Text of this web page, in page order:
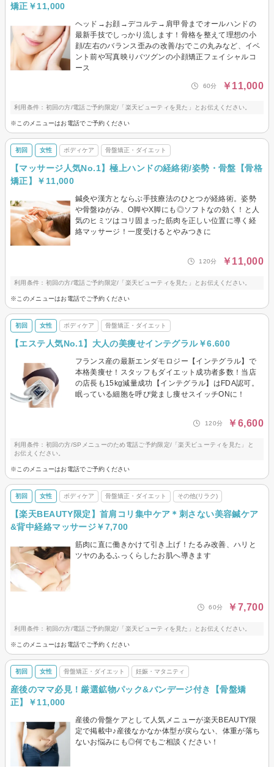
矯正￥11,000
ヘッド→お顔→デコルテ→肩甲骨までオールハンドの
最新手技でしっかり流します！骨格を整えて理想の小
顔/左右のバランス歪みの改善/おでこの丸みなど、イベ
ント前や写真映りバツグンの小顔矯正フェイシャルコ
ース
60分 ￥11,000
利用条件：初回の方/電話ご予約限定/「楽天ビューティを見た」とお伝えください。
※このメニューはお電話でご予約ください
初回 女性 ボディケア 骨盤矯正・ダイエット
【マッサージ人気No.1】極上ハンドの経絡術/姿勢・骨盤【骨格
矯正】￥11,000
鍼灸や漢方とならぶ手技療法のひとつが経絡術。姿勢
や骨盤ゆがみ、O脚やX脚にも◎ソフトなの効く！と人
気のヒミツはコリ固まった筋肉を正しい位置に導く経
絡マッサージ！一度受けるとやみつきに
120分 ￥11,000
利用条件：初回の方/電話ご予約限定/「楽天ビューティを見た」とお伝えください。
※このメニューはお電話でご予約ください
初回 女性 ボディケア 骨盤矯正・ダイエット
【エステ人気No.1】大人の美痩せインテグラル￥6.600
フランス産の最新エンダモロジー【インテグラル】で
本格美痩せ！スタッフもダイエット成功者多数！当店
の店長も15kg減量成功【インテグラル】はFDA認可。
眠っている細胞を呼び覚まし痩せスイッチONに！
120分 ￥6,600
利用条件：初回の方/SPメニューのため電話ご予約限定/「楽天ビューティを見た」と
お伝えください。
※このメニューはお電話でご予約ください
初回 女性 ボディケア 骨盤矯正・ダイエット その他(リラク)
【楽天BEAUTY限定】首肩コリ集中ケア＊刺さない美容鍼ケア
&背中経絡マッサージ￥7,700
筋肉に直に働きかけて引き上げ！たるみ改善、ハリと
ツヤのあるふっくらしたお肌へ導きます
60分 ￥7,700
利用条件：初回の方/電話ご予約限定/「楽天ビューティを見た」とお伝えください。
※このメニューはお電話でご予約ください
初回 女性 骨盤矯正・ダイエット 妊娠・マタニティ
産後のママ必見！厳選鉱物パック&バンデージ付き【骨盤矯
正】￥11,000
産後の骨盤ケアとして人気メニューが楽天BEAUTY限
定で掲載中♪産後なかなか体型が戻らない、体重が落ち
ないお悩みにも◎何でもご相談ください！